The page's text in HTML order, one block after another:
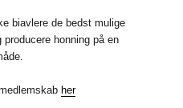
biavlere de bedst mulige
honning på en
her